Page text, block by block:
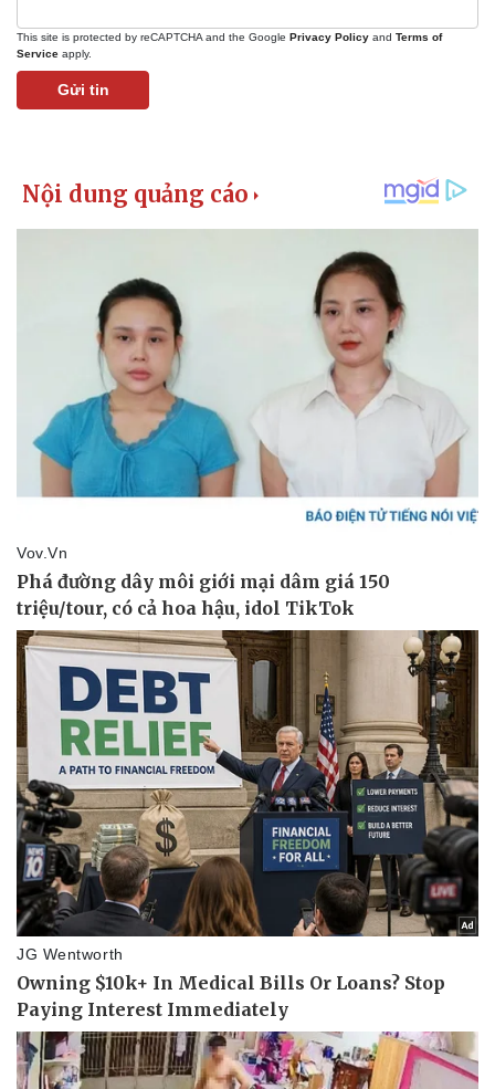
Thể thao
Bóng đá
Lịch thi đấu bóng đá
Thế giới thể thao
Hậu trường
Ô tô - Xe máy
Xe máy
Tư vấn
This site is protected by reCAPTCHA and the Google Privacy Policy and Terms of
Service apply.
Gửi tin